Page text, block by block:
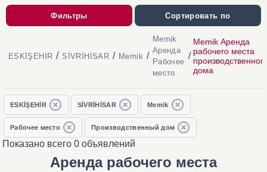
Фильтры Сортировать по
ESKİŞEHİR / SİVRİHİSAR / Memik /
Memik
Аренда
Рабочее
место
/
Memik Аренда
рабочего места
дома
ESKİŞEHİR SİVRİHİSAR Memik
Рабочее место Производственный дом
Показано всего 0 объявлений
Аренда рабочего места